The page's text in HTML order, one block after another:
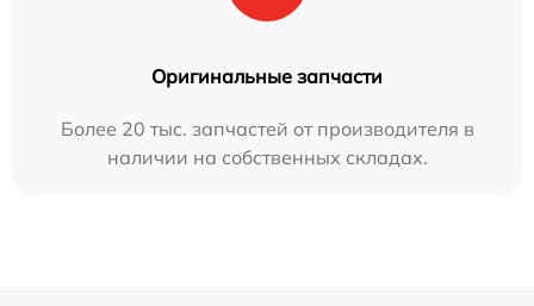
Оригинальные запчасти
Более 20 тыс. запчастей от производителя в
наличии на собственных складах.